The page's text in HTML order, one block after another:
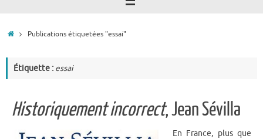
AccueilPublications étiquetées "essai"
Étiquette : essai
Historiquement incorrect, Jean Sévilla
En France, plus que